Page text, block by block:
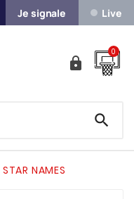
Je signale Live

0

NAMES